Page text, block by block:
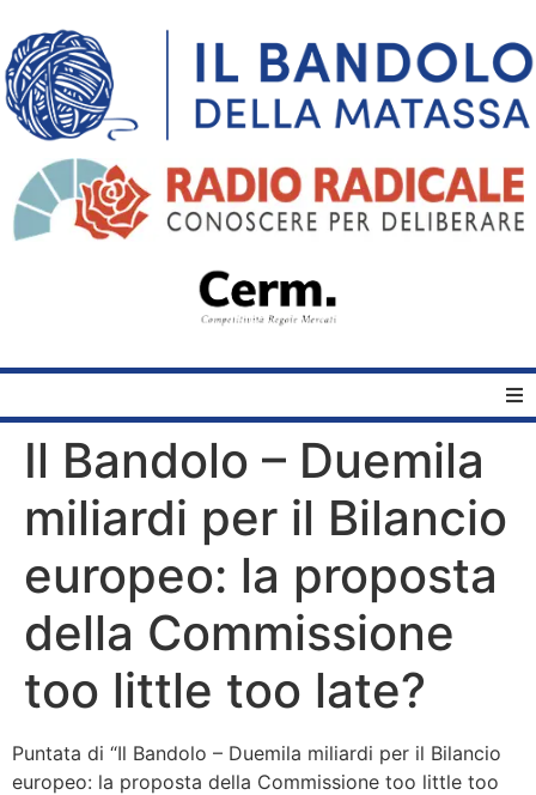
Home
Quelli del Bandolo
Bandolo
Connessioni
Fondazione CERM
Fondazione CERM – Idee
Il Bandolo – Duemila
miliardi per il Bilancio
europeo: la proposta
della Commissione
too little too late?
Puntata di “Il Bandolo – Duemila miliardi per il Bilancio
europeo: la proposta della Commissione too little too